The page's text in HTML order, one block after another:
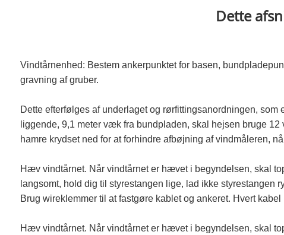
Dette
Vindtårnenhed: Bestem ankerpunktet for basen,
gravning af gruber.
Dette efterfølges af underlaget og rørfittingsanordningen,
liggende, 9,1 meter væk fra bundpladen, skal hejsen bruge
hamre krydset ned for at forhindre afbøjning af vindmåleren,
Hæv vindtårnet. Når vindtårnet er hævet i begyndelsen, skal
langsomt, hold dig til styrestangen lige, lad ikke styrestangen
Brug wireklemmer til at fastgøre kablet og ankeret. Hvert
Hæv vindtårnet. Når vindtårnet er hævet i begyndelsen, skal